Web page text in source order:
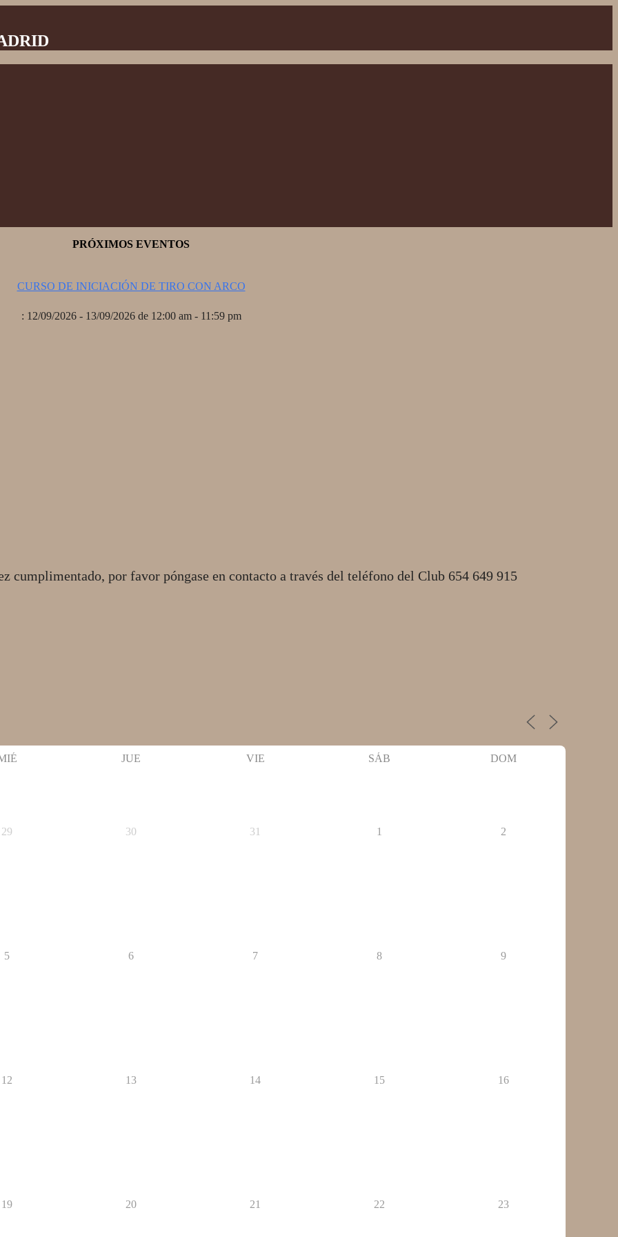
PRÓXIMOS EVENTOS
CURSO DE INICIACIÓN DE TIRO CON ARCO
: 12/09/2026 - 13/09/2026 de 12:00 am - 11:59 pm
cumplimentado, por favor póngase en contacto a través del teléfono del Club 654 649 915
JUE VIE SÁB DOM
29 30 31 1 2
5 6 7 8 9
12 13 14 15 16
19 20 21 22 23